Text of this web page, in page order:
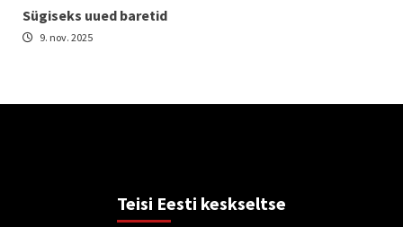
Sügiseks uued baretid
9. nov. 2025
Teisi Eesti keskseltse